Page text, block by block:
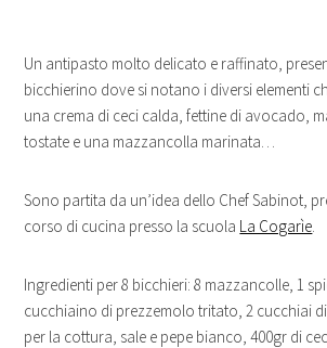
Un antipasto molto delicato e raffinato,
bicchierino dove si notano i diversi elementi
una crema di ceci calda, fettine di avocado,
tostate e una mazzancolla marinata…
Sono partita da un’idea dello Chef Sabinot,
corso di cucina presso la scuola La Cogarìe.
Ingredienti per 8 bicchieri: 8 mazzancolle, 1
cucchiaino di prezzemolo tritato, 2 cucchiai di
per la cottura, sale e pepe bianco, 400gr di